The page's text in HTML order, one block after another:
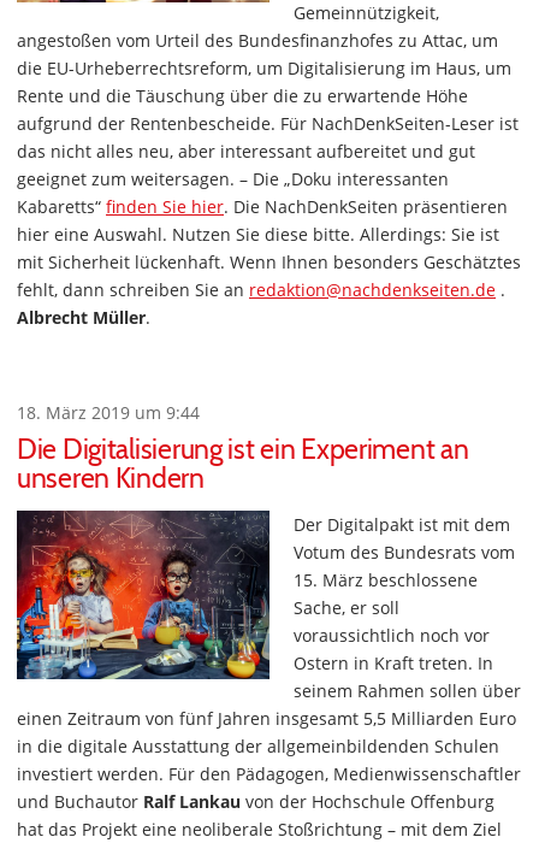
Gemeinnützigkeit,
angestoßen vom Urteil des Bundesfinanzhofes zu Attac, um
die EU-Urheberrechtsreform, um Digitalisierung im Haus, um
Rente und die Täuschung über die zu erwartende Höhe
aufgrund der Rentenbescheide. Für NachDenkSeiten-Leser ist
das nicht alles neu, aber interessant aufbereitet und gut
geeignet zum weitersagen. – Die „Doku interessanten
Kabaretts“ finden Sie hier. Die NachDenkSeiten präsentieren
hier eine Auswahl. Nutzen Sie diese bitte. Allerdings: Sie ist
mit Sicherheit lückenhaft. Wenn Ihnen besonders Geschätztes
fehlt, dann schreiben Sie an redaktion@nachdenkseiten.de .
Albrecht Müller.
18. März 2019 um 9:44
Die Digitalisierung ist ein Experiment an
unseren Kindern
Der Digitalpakt ist mit dem
Votum des Bundesrats vom
15. März beschlossene
Sache, er soll
voraussichtlich noch vor
Ostern in Kraft treten. In
seinem Rahmen sollen über
einen Zeitraum von fünf Jahren insgesamt 5,5 Milliarden Euro
in die digitale Ausstattung der allgemeinbildenden Schulen
investiert werden. Für den Pädagogen, Medienwissenschaftler
und Buchautor Ralf Lankau von der Hochschule Offenburg
hat das Projekt eine neoliberale Stoßrichtung – mit dem Ziel